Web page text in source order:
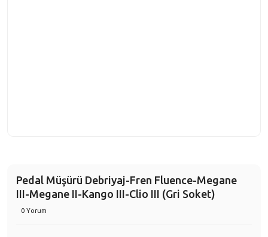
Pedal Müşürü Debriyaj-Fren Fluence-Megane
III-Megane II-Kango III-Clio III (Gri Soket)
0 Yorum